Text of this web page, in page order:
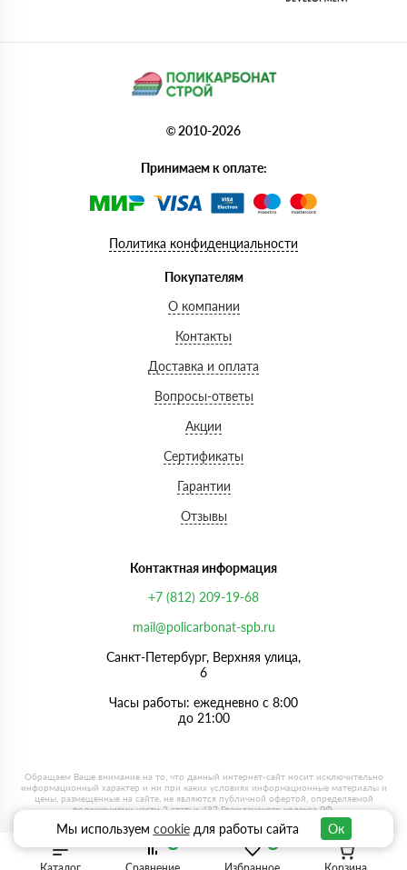
© 2010-2026
Принимаем к оплате:
Политика конфиденциальности
Покупателям
О компании
Контакты
Доставка и оплата
Вопросы-ответы
Акции
Сертификаты
Гарантии
Отзывы
Контактная информация
+7 (812) 209-19-68
mail@policarbonat-spb.ru
Санкт-Петербург, Верхняя улица,
6
Часы работы: ежедневно с 8:00
до 21:00
Мы используем cookieдля работы сайта Ок